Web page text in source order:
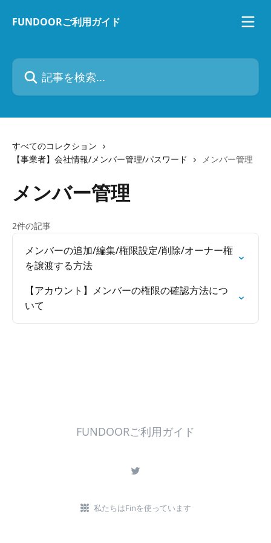
FUNDOORご利用ガイド
記事を検索...
すべてのコレクション
【事業者】会社情報/メンバー管理/パスワード
メンバー管理
メンバー管理
2件の記事
メンバーの追加/編集/権限設定/削除/オーナー権
を譲渡する方法
【アカウント】メンバーの権限の確認方法につ
いて
FUNDOORご利用ガイド
私たちはFinを使っています